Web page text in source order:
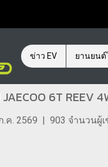
ข่าว EV ยานยนต์
6T REEV
.ค. 2569 | 903 จำนวนผู้